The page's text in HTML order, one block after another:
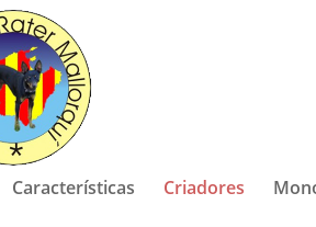
Características Criadores